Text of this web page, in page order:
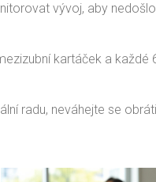
vývoj, aby
kartáček a každé
radu, neváhejte se